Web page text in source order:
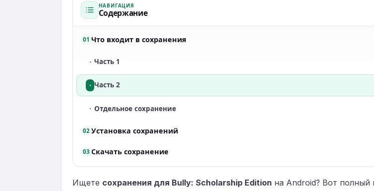
НАВИГАЦИЯ
Содержание
01 Что входит в сохранения
· Часть 1
· Часть 2
· Отдельное сохранение
02 Установка сохранений
03 Скачать сохранение
Ищете сохранения для Bully: Scholarship Edition на Android? Вот полный